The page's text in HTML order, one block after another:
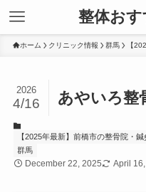
整体お
ホーム クリニック情報 群馬 【
あやいろ整
2026
4/16
【2025年最新】前橋市の整骨院・
群馬
December 22, 2025 April